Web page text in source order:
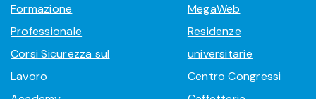
Formazione
Professionale
Corsi Sicurezza sul
Lavoro
MegaWeb
Residenze
universitarie
Centro Congressi